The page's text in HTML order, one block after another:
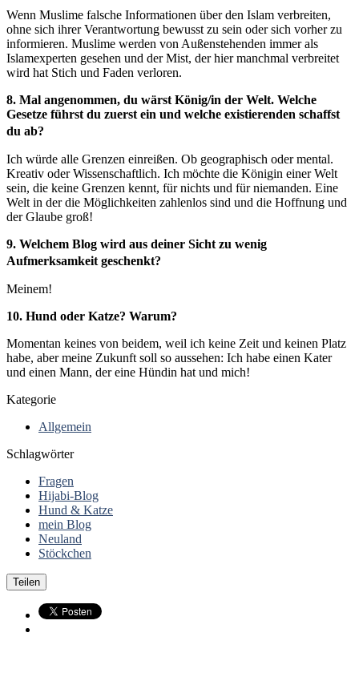
Wenn Muslime falsche Informationen über den Islam verbreiten,
ohne sich ihrer Verantwortung bewusst zu sein oder sich vorher zu
informieren. Muslime werden von Außenstehenden immer als
Islamexperten gesehen und der Mist, der hier manchmal verbreitet
wird hat Stich und Faden verloren.
8. Mal angenommen, du wärst König/in der Welt. Welche
Gesetze führst du zuerst ein und welche existierenden schaffst
du ab?
Ich würde alle Grenzen einreißen. Ob geographisch oder mental.
Kreativ oder Wissenschaftlich. Ich möchte die Königin einer Welt
sein, die keine Grenzen kennt, für nichts und für niemanden. Eine
Welt in der die Möglichkeiten zahlenlos sind und die Hoffnung und
der Glaube groß!
9. Welchem Blog wird aus deiner Sicht zu wenig
Aufmerksamkeit geschenkt?
Meinem!
10. Hund oder Katze? Warum?
Momentan keines von beidem, weil ich keine Zeit und keinen Platz
habe, aber meine Zukunft soll so aussehen: Ich habe einen Kater
und einen Mann, der eine Hündin hat und mich!
Kategorie
Allgemein
Schlagwörter
Fragen
Hijabi-Blog
Hund & Katze
mein Blog
Neuland
Stöckchen
Teilen